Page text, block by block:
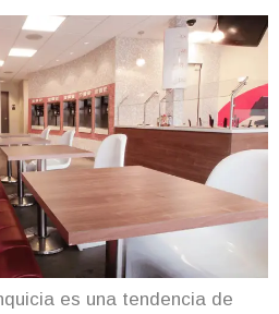
es una tendencia de